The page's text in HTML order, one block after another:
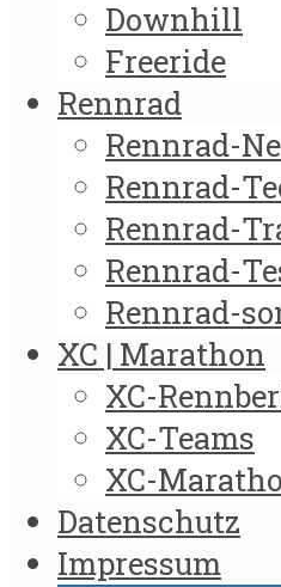
Downhill
Freeride
Rennrad
Rennrad-
Rennrad-
Rennrad-
Rennrad-
Rennrad-
XC | Marathon
XC-
XC-Teams
XC-
Datenschutz
Impressum